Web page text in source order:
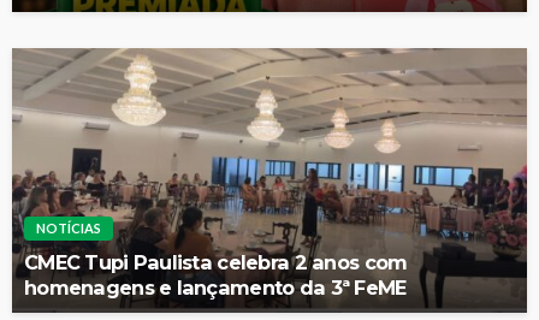
NOTÍCIAS
CMEC Tupi Paulista celebra 2 anos com
homenagens e lançamento da 3ª FeME